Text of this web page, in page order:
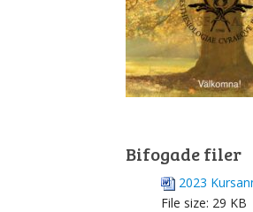
Bifogade filer
2023
File size: 29 KB